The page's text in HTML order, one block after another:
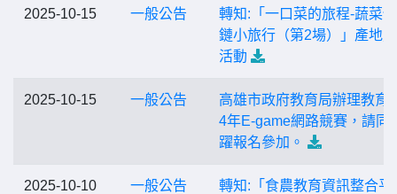
2025-10-15 一般公告
轉知:「一口菜的旅程-蔬菜
鏈小旅行（第2場）」產地
活動
2025-10-15 一般公告
高雄市政府教育局辦理教育
4年E-game網路競賽，請同
躍報名參加。
2025-10-10 一般公告
轉知:「食農教育資訊整合平